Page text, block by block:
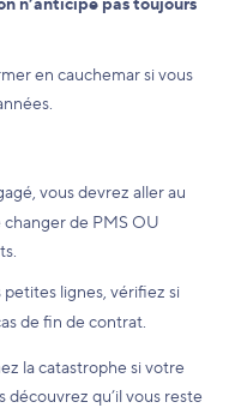
en cauchemar si vous
vous devrez aller au
de PMS OU
petites lignes, vérifiez si
de fin de contrat.
la catastrophe si votre
qu’il vous reste